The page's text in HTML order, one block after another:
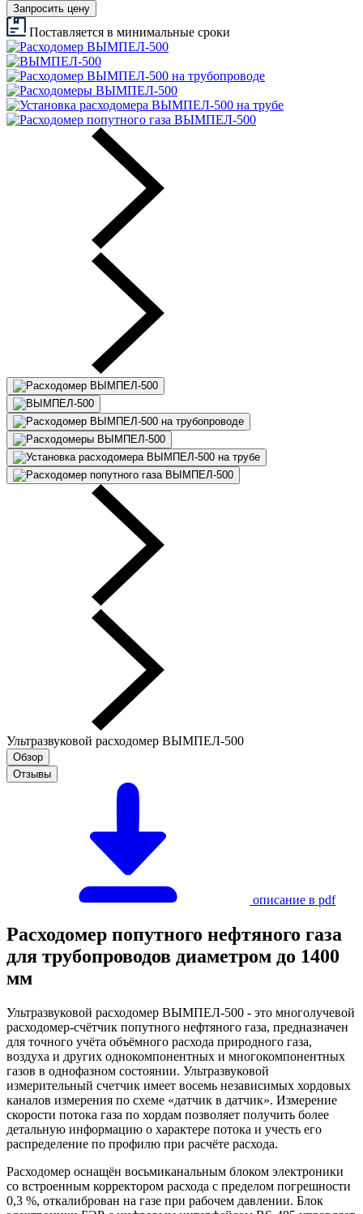
Запросить цену
Поставляется в минимальные сроки
Ультразвуковой расходомер ВЫМПЕЛ-500
Обзор
Отзывы
описание в pdf
Расходомер попутного нефтяного газа
для трубопроводов диаметром до 1400
мм
Ультразвуковой расходомер ВЫМПЕЛ-500 - это многолучевой
расходомер-счётчик попутного нефтяного газа, предназначен
для точного учёта объёмного расхода природного газа,
воздуха и других однокомпонентных и многокомпонентных
газов в однофазном состоянии. Ультразвуковой
измерительный счетчик имеет восемь независимых хордовых
каналов измерения по схеме «датчик в датчик». Измерение
скорости потока газа по хордам позволяет получить более
детальную информацию о характере потока и учесть его
распределение по профилю при расчёте расхода.
Расходомер оснащён восьмиканальным блоком электроники
со встроенным корректором расхода с пределом погрешности
0,3 %, откалиброван на газе при рабочем давлении. Блок